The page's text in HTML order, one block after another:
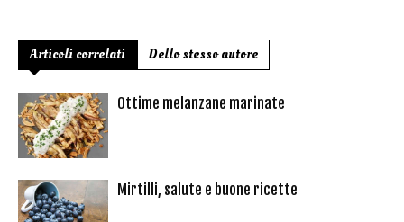
Articoli correlati Dello stesso autore
Ottime melanzane marinate
Mirtilli, salute e buone ricette